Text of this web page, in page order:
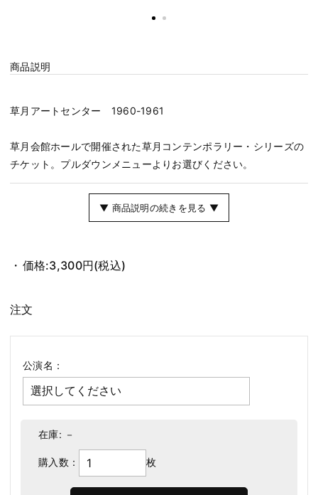
商品説明
草月アートセンター 1960-1961
草月会館ホールで開催された草月コンテンポラリー・シリーズの
チケット。プルダウンメニューよりお選びください。
▼ 商品説明の続きを見る ▼
価格:3,300円(税込)
注文
公演名：
在庫: －
購入数： 枚